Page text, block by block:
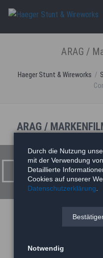
ARAG /
Haeger Stunt & Wireworks
ARAG /
Durch die Nutzung
mit der Verwendung
Detaillierte
Cookies auf unserer
Datenschutzerklärung.
Notwendig